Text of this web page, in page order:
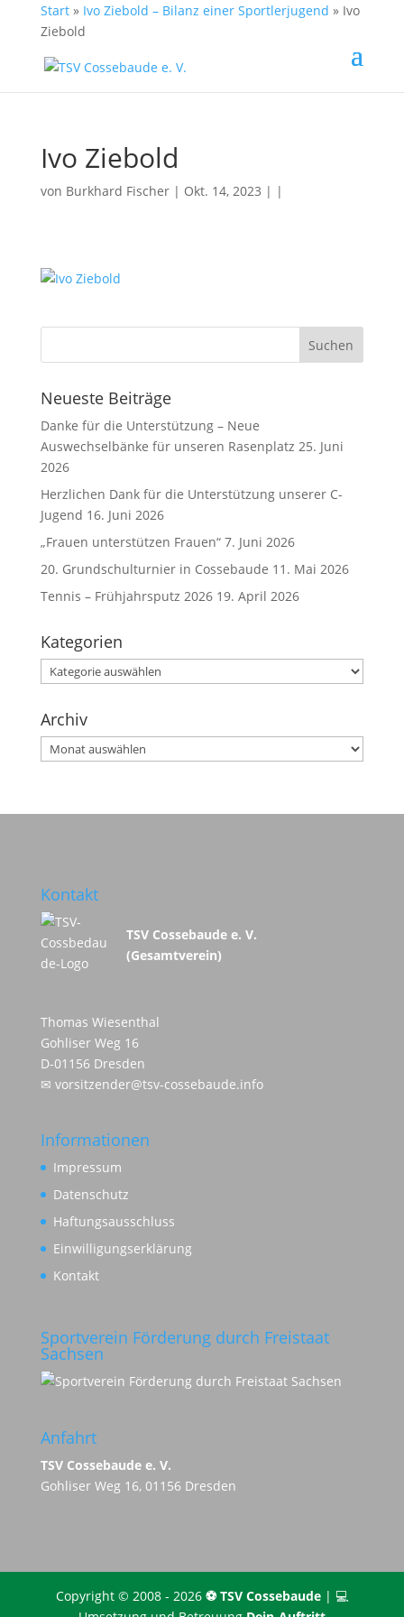
Start» Ivo Ziebold – Bilanz einer Sportlerjugend » Ivo
Ziebold
Ivo Ziebold
von Burkhard Fischer| Okt. 14, 2023 | |
Neueste Beiträge
Danke für die Unterstützung – Neue
Auswechselbänke für unseren Rasenplatz 25. Juni
2026
Herzlichen Dank für die Unterstützung unserer C-
Jugend 16. Juni 2026
„Frauen unterstützen Frauen“ 7. Juni 2026
20. Grundschulturnier in Cossebaude 11. Mai 2026
Tennis – Frühjahrsputz 2026 19. April 2026
Kategorien
Kategorien
Archiv
Archiv
Kontakt
TSV Cossebaude e. V.
(Gesamtverein)
Thomas Wiesenthal
Gohliser Weg 16
D-01156 Dresden
✉ vorsitzender@tsv-cossebaude.info
Informationen
Impressum
Datenschutz
Haftungsausschluss
Einwilligungserklärung
Kontakt
Sportverein Förderung durch Freistaat
Sachsen
Anfahrt
TSV Cossebaude e. V.
Gohliser Weg 16, 01156 Dresden
Copyright © 2008 - 2026 ⚽️ TSV Cossebaude| 💻